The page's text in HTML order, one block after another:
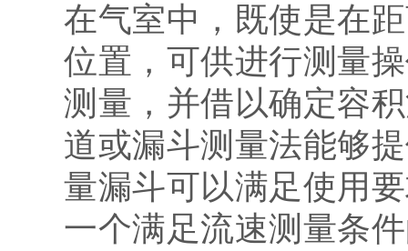
在气室中，既使是在
位置，可供进行测量
测量，并借以确定容
道或漏斗测量法能够
量漏斗可以满足使用
一个满足流速测量条